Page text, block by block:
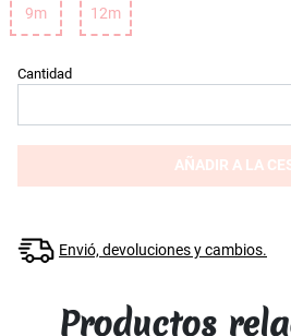
9m 12m
Cantidad
AÑADIR A LA
Envió, devoluciones y cambios.
Productos